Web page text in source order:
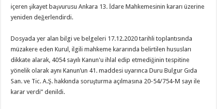
içeren şikayet başvurusu Ankara 13. İdare Mahkemesinin kararı üzerine
yeniden değerlendirdi.
Dosyada yer alan bilgi ve belgeleri 17.12.2020 tarihli toplantısında
müzakere eden Kurul, ilgili mahkeme kararında belirtilen hususları
dikkate alarak, 4054 sayılı Kanun'u ihlal edip etmediğinin tespitine
yönelik olarak aynı Kanun’un 41. maddesi uyarınca Duru Bulgur Gıda
San. ve Tic. A.Ş. hakkında soruşturma açılmasına 20-54/754-M sayı ile
karar verdi” denildi.